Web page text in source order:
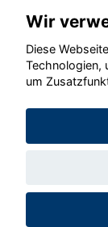
©
Wir
Diese
Technologien,
um